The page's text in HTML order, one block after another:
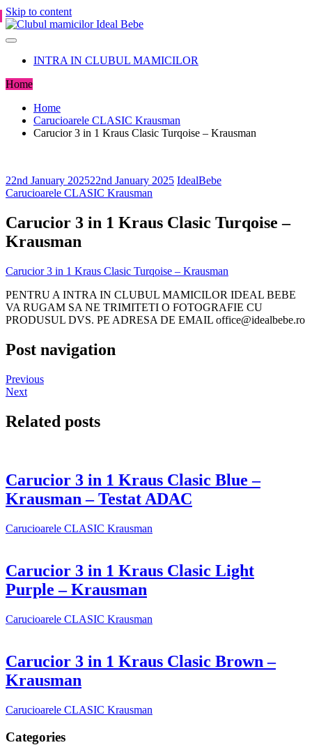
Skip to content
INTRA IN CLUBUL MAMICILOR
Home
Home
Carucioarele CLASIC Krausman
Carucior 3 in 1 Kraus Clasic Turqoise – Krausman
22nd January 202522nd January 2025 IdealBebe
Carucioarele CLASIC Krausman
Carucior 3 in 1 Kraus Clasic Turqoise –
Krausman
Carucior 3 in 1 Kraus Clasic Turqoise – Krausman
PENTRU A INTRA IN CLUBUL MAMICILOR IDEAL BEBE
VA RUGAM SA NE TRIMITETI O FOTOGRAFIE CU
PRODUSUL DVS. PE ADRESA DE EMAIL office@idealbebe.ro
Post navigation
Previous
Next
Related posts
Carucior 3 in 1 Kraus Clasic Blue –
Krausman – Testat ADAC
Carucioarele CLASIC Krausman
Carucior 3 in 1 Kraus Clasic Light
Purple – Krausman
Carucioarele CLASIC Krausman
Carucior 3 in 1 Kraus Clasic Brown –
Krausman
Carucioarele CLASIC Krausman
Categories